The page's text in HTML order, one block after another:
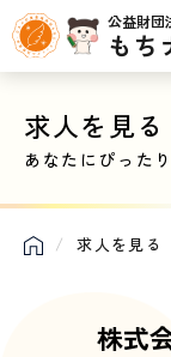
公益財団
もち
求人を見る
あなたにぴった
求人を見る
株式